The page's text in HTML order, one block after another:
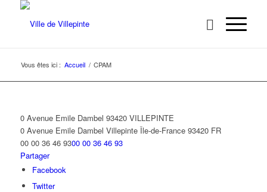
Vous êtes ici : Accueil / CPAM
0 Avenue Emile Dambel 93420 VILLEPINTE
0 Avenue Emile Dambel Villepinte Île-de-France 93420 FR
00 00 36 46 9300 00 36 46 93
Partager
Facebook
Twitter